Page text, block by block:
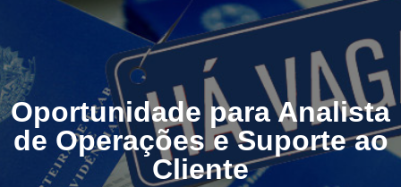
Oportunidade para Analista
de Operações e Suporte ao
Cliente